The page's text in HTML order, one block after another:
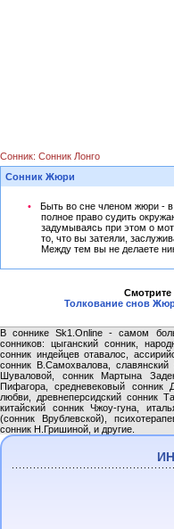
Сонник: Сонник Лонго
Сонник Жюри
Быть во сне членом жюри - в
полное право судить
задумываясь при этом о
то, что вы затеяли,
Между тем вы не делаете
Смотрите
Толкование снов
В соннике Sk1.Online - самом
сонников: цыганский сонник,
сонник индейцев отавалос,
сонник В.Самохвалова,
Шуваловой, сонник Мартына
Пифагора, средневековый сонник
любви, древнеперсидский сонник
китайский сонник Чжоу-гуна,
(сонник Врублевской),
сонник Н.Гришиной, и другие.